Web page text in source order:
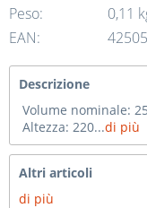
Peso:
0,11
EAN:
Descrizione
Volume nominale:
Altezza: 220...di più
Altri articoli
di più